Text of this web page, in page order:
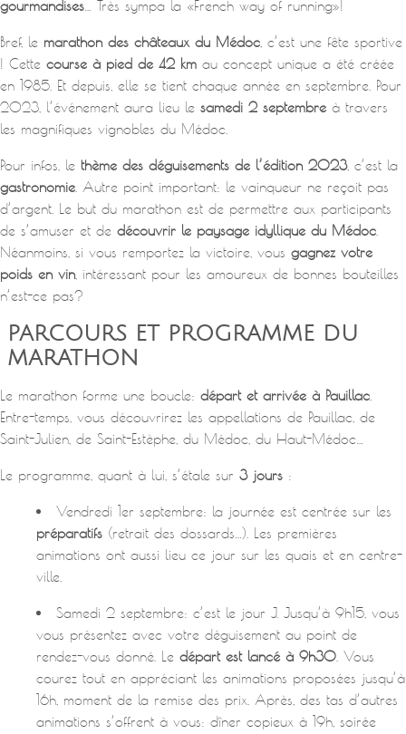
gourmandises… Très sympa la «French way of running»!
Bref, le marathon des châteaux du Médoc, c’est une fête sportive
! Cette course à pied de 42 km au concept unique a été créée
en 1985. Et depuis, elle se tient chaque année en septembre. Pour
2023, l’événement aura lieu le samedi 2 septembre à travers
les magnifiques vignobles du Médoc.
Pour infos, le thème des déguisements de l’édition 2023, c’est la
gastronomie. Autre point important: le vainqueur ne reçoit pas
d’argent. Le but du marathon est de permettre aux participants
de s’amuser et de découvrir le paysage idyllique du Médoc.
Néanmoins, si vous remportez la victoire, vous gagnez votre
poids en vin, intéressant pour les amoureux de bonnes bouteilles
n’est-ce pas?
PARCOURS ET PROGRAMME DU
MARATHON
Le marathon forme une boucle: départ et arrivée à Pauillac.
Entre-temps, vous découvrirez les appellations de Pauillac, de
Saint-Julien, de Saint-Estèphe, du Médoc, du Haut-Médoc…
Le programme, quant à lui, s’étale sur 3 jours :
Vendredi 1er septembre: la journée est centrée sur les
préparatifs (retrait des dossards…). Les premières
animations ont aussi lieu ce jour sur les quais et en centre-
ville.
Samedi 2 septembre: c’est le jour J. Jusqu’à 9h15, vous
vous présentez avec votre déguisement au point de
rendez-vous donné. Le départ est lancé à 9h30. Vous
courez tout en appréciant les animations proposées jusqu’à
16h, moment de la remise des prix. Après, des tas d’autres
animations s’offrent à vous: dîner copieux à 19h, soirée